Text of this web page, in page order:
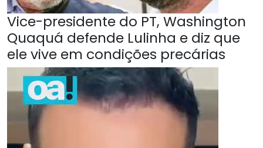
Vice-presidente do PT, Washington
Quaquá defende Lulinha e diz que
ele vive em condições precárias